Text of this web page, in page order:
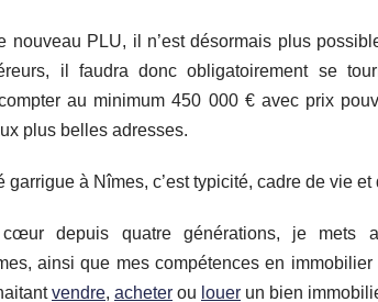
nouveau PLU, il n’est désormais plus
il faudra donc obligatoirement se
au minimum 450 000 € avec prix
plus belles adresses.
garrigue à Nîmes, c’est typicité, cadre de vie et
depuis quatre générations, je mets
ainsi que mes compétences en
vendre, acheter ou louer un bien